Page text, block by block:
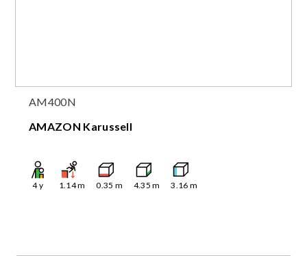
AM400N
AMAZON Karussell
4y 1.14m 0.35 m 4.35 m 3.16 m